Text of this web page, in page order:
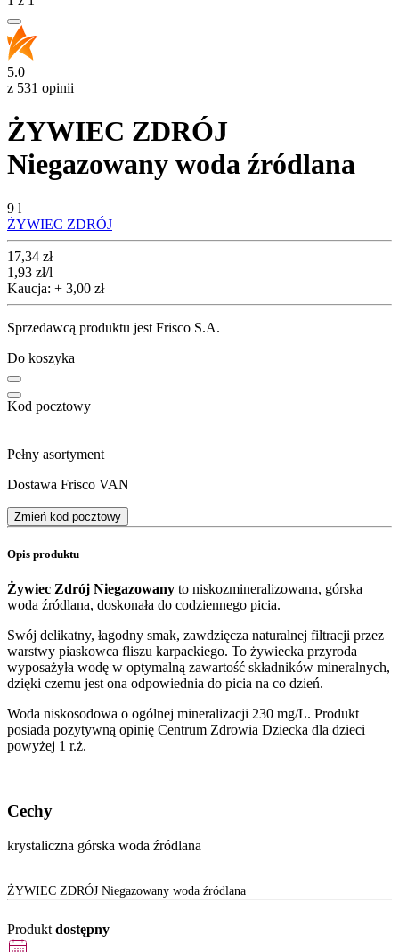
5.0
z 531 opinii
ŻYWIEC ZDRÓJ
Niegazowany woda źródlana
9 l
ŻYWIEC ZDRÓJ
Cena
17,34 zł
1,93 zł/l
Kaucja: + 3,00 zł
Sprzedawcą produktu jest Frisco S.A.
Do koszyka
Kod pocztowy
Pełny asortyment
Dostawa Frisco VAN
Zmień kod pocztowy
Opis produktu
Żywiec Zdrój Niegazowany to niskozmineralizowana, górska
woda źródlana, doskonała do codziennego picia.
Swój delikatny, łagodny smak, zawdzięcza naturalnej filtracji przez
warstwy piaskowca fliszu karpackiego. To żywiecka przyroda
wyposażyła wodę w optymalną zawartość składników mineralnych,
dzięki czemu jest ona odpowiednia do picia na co dzień.
Woda niskosodowa o ogólnej mineralizacji 230 mg/L. Produkt
posiada pozytywną opinię Centrum Zdrowia Dziecka dla dzieci
powyżej 1 r.ż.
Cechy
krystaliczna górska woda źródlana
ŻYWIEC ZDRÓJ Niegazowany woda źródlana
Produkt dostępny